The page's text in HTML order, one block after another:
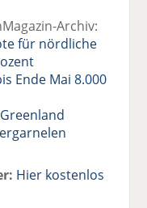
Archiv:
für nördliche
Ende Mai 8.000
Hier kostenlos